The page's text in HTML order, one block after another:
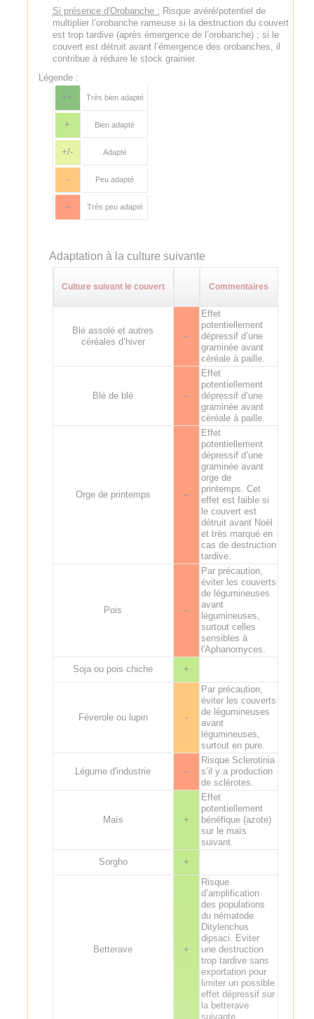
Si présence d'Orobanche : Risque avéré/potentiel de
multiplier l’orobanche rameuse si la destruction du couvert
est trop tardive (après émergence de l’orobanche) ; si le
couvert est détruit avant l’émergence des orobanches, il
contribue à réduire le stock grainier.
Légende :
++
Très bien adapté
+ Bien adapté
+/- Adapté
- Peu adapté
-- Très peu adapté
Adaptation à la culture suivante
Culture suivant le couvert Commentaires
Blé assolé et autres
céréales d’hiver
--
Effet
potentiellement
dépressif d’une
graminée avant
céréale à paille.
Blé de blé --
Effet
potentiellement
dépressif d’une
graminée avant
céréale à paille.
Orge de printemps --
Effet
potentiellement
dépressif d’une
graminée avant
orge de
printemps. Cet
effet est faible si
le couvert est
détruit avant Noël
et très marqué en
cas de destruction
tardive.
Pois --
Par précaution,
éviter les couverts
de légumineuses
avant
légumineuses,
surtout celles
sensibles à
l'Aphanomyces.
Soja ou pois chiche
+
Féverole ou lupin -
Par précaution,
éviter les couverts
de légumineuses
avant
légumineuses,
surtout en pure.
Légume d'industrie --
Risque Sclerotinia
s’il y a production
de sclérotes.
Maïs +
Effet
potentiellement
bénéfique (azote)
sur le maïs
suivant.
Sorgho
+
Betterave +
Risque
d’amplification
des populations
du nématode
Ditylenchus
dipsaci. Eviter
une destruction
trop tardive sans
exportation pour
limiter un possible
effet dépressif sur
la betterave
suivante.